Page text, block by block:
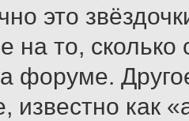
это
на то,
форуме.
известно как